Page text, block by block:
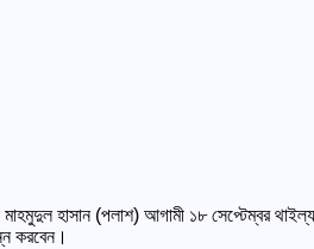
হাসান (পলাশ) আগামী ১৮ সেপ্টেম্বর
করবেন।